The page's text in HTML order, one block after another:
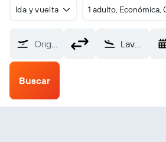
Ida y vuelta 1 adulto, Económica,
Origen Laval Entrammes (LVA)
Buscar